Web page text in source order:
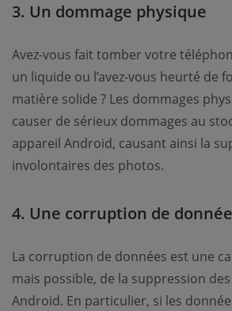
3. Un dommage physique
Avez-vous fait tomber votre
un liquide ou l’avez-vous heurté de
matière solide ? Les dommages
causer de sérieux dommages au
appareil Android, causant ainsi la
involontaires des photos.
4. Une corruption de
La corruption de données est une
mais possible, de la suppression
Android. En particulier, si les